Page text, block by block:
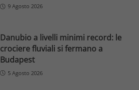
9 Agosto 2026
Danubio a livelli minimi record: le
crociere fluviali si fermano a
Budapest
5 Agosto 2026